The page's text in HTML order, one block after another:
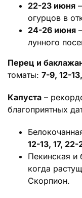
22-23 июня
огурцов в
24-26 июня
лунного
Перец и
томаты: 7-9, 12-
Капуста –
благоприятных
12-13, 17,
Пекинская и
когда
Скорпион.